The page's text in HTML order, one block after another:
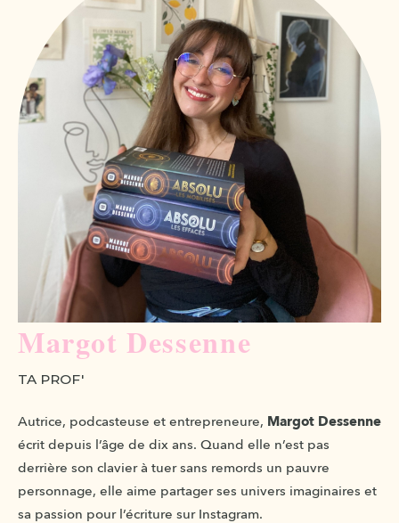
Margot Dessenne
TA PROF'
Autrice, podcasteuse et entrepreneure, Margot Dessenne
écrit depuis l’âge de dix ans. Quand elle n’est pas
derrière son clavier à tuer sans remords un pauvre
personnage, elle aime partager ses univers imaginaires et
sa passion pour l’écriture sur Instagram.